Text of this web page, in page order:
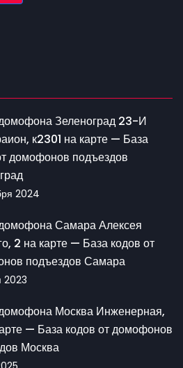
Зеленоград 23-И
к2301 на карте — База
домофонов подъездов
2024
Самара Алексея
2 на карте — База кодов от
подъездов Самара
2023
Москва Инженерная,
— База кодов от домофонов
Москва